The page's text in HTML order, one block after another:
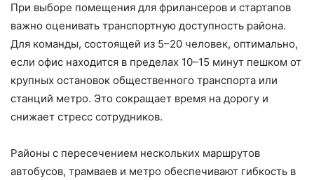
При выборе помещения для фрилансеров и стартапов
важно оценивать транспортную доступность района.
Для команды, состоящей из 5–20 человек, оптимально,
если офис находится в пределах 10–15 минут пешком от
крупных остановок общественного транспорта или
станций метро. Это сокращает время на дорогу и
снижает стресс сотрудников.
Районы с пересечением нескольких маршрутов
автобусов, трамваев и метро обеспечивают гибкость в